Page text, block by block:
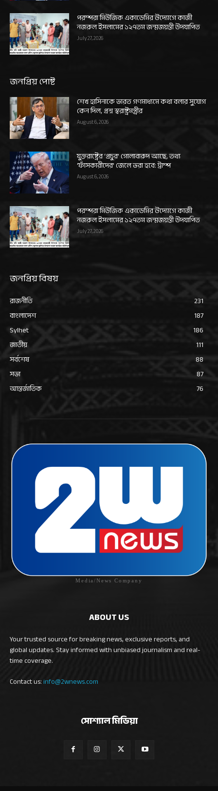
পরম্পরা মিউজিক একাডেমির উদ্যোগে কাজী
নজরুল ইসলামের ১২৭তম জন্মজয়ন্তী উদযাপিত
July 27, 2026
জনপ্রিয় পোষ্ট
শেখ হাসিনাকে ভারত গণমাধ্যমে কথা বলার সুযোগ
কেন দিল, প্রশ্ন স্বরাষ্ট্রমন্ত্রীর
August 6, 2026
যুক্তরাষ্ট্রের ‘প্রচুর’ গোলাবারুদ আছে, তথ্য
‘ফাঁসকারীদের’ জেলে ভরা হবে: ট্রাম্প
August 6, 2026
পরম্পরা মিউজিক একাডেমির উদ্যোগে কাজী
নজরুল ইসলামের ১২৭তম জন্মজয়ন্তী উদযাপিত
July 27, 2026
জনপ্রিয় বিষয়
রাজনীতি
231
বাংলাদেশ
187
Sylhet
186
জাতীয়
111
সর্বশেষ
88
সভা
87
আন্তর্জাতিক
76
Media/News Company
ABOUT US
Your trusted source for breaking news, exclusive reports, and
global updates. Stay informed with unbiased journalism and real-
time coverage.
Contact us:info@2wnews.com
সোশ্যাল মিডিয়া